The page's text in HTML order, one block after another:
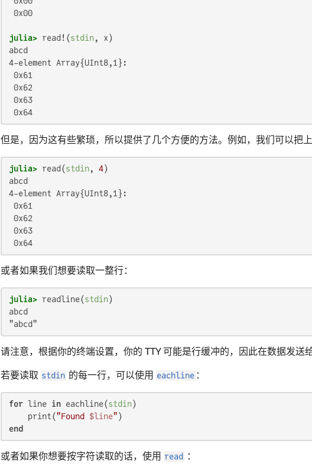
0x00
julia> read!(stdin
abcd
4-element Array{UInt8,1}:
0x61
0x62
0x63
0x64
但是，因为这有些繁琐，所以提供了几个方便的方法。例如，我们可以把上
julia> read(stdin, 4
abcd
4-element Array{UInt8,1}:
0x61
0x62
0x63
0x64
或者如果我们想要读取一整行：
julia> readline(stdin
abcd
"abcd"
请注意，根据你的终端设置，你的 TTY 可能是行缓冲的，因此在数据发送
若要读取 stdin 的每一行，可以使用 eachline ：
for line in eachline(stdin)
    print(
"Found $line"
end
或者如果你想要按字符读取的话，使用 read ：